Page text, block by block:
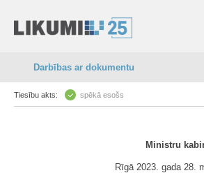
Darbības ar dokumentu
Tiesību akts: spēkā esošs
Ministru
Rīgā 2023. gada 28.